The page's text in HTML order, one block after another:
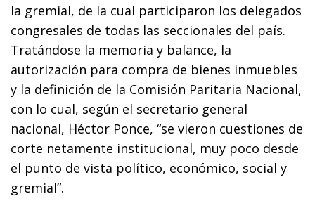
la gremial, de la cual participaron los delegados
congresales de todas las seccionales del país.
Tratándose la memoria y balance, la
autorización para compra de bienes inmuebles
y la definición de la Comisión Paritaria Nacional,
con lo cual, según el secretario general
nacional, Héctor Ponce, “se vieron cuestiones de
corte netamente institucional, muy poco desde
el punto de vista político, económico, social y
gremial”.